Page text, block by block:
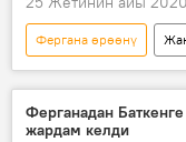
Фергана өрөөнү
Кыргызстан
Өзбекстан
Ферганадан
жардам келди